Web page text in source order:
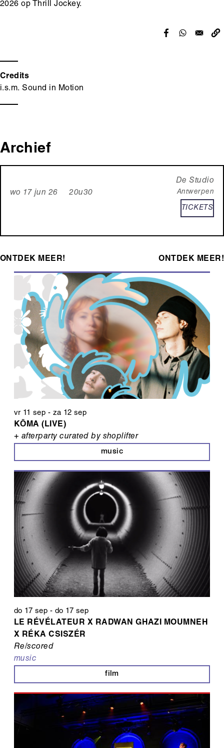
2026 op Thrill Jockey.
Credits
i.s.m. Sound in Motion
Archief
wo 17 jun 26 20u30
De Studio
Antwerpen
TICKETS
ONTDEK MEER! ONTDEK MEER!
vr 11 sep - za 12 sep
KŌMA (LIVE)
+ afterparty curated by shoplifter
music
do 17 sep - do 17 sep
LE RÉVÉLATEUR X RADWAN GHAZI MOUMNEH
X RÉKA CSISZÉR
Re/scored
music
film